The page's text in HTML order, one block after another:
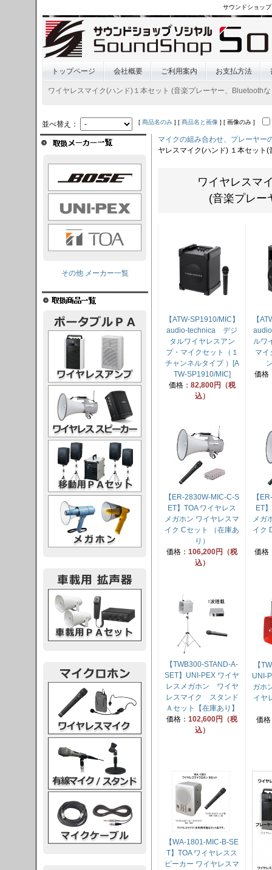
サウンドショッ
トップページ 会社概要 ご利用案内 お支払方法
ワイヤレスマイク(ハンド)１本セット (音楽プレーヤー、Bluetooth
並べ替え： [ 商品名のみ ] [ 商品名と画像 ] [ 画像のみ ]
マイクの組み合わせ、プレーヤー
ヤレスマイク(ハンド) １本セット
ワイヤレスマ
(音楽プレー
【ATW-SP1910/MIC】
audio-technica デジ
タルワイヤレスアン
プ・マイクセット（１
チャンネルタイプ ）[A
TW-SP1910/MIC]
価格： 82,800円（税
込）
【
ルワ
マイ
価格
【ER-2830W-MIC-C-S
ET】TOA ワイヤレス
メガホン ワイヤレスマ
イク Cセット （在庫あ
り）
価格： 106,200円（税
込）
【
ET
メガ
イク
価格
【TWB300-STAND-A-
SET】UNI-PEX ワイヤ
レスメガホン ワイヤ
レスマイク スタンド
Ａセット【在庫あり】
価格： 102,600円（税
込）
【
UNI-
ガホ
イヤ
価
【WA-1801-MIC-B-SE
T】TOA ワイヤレスス
ピーカー ワイヤレスマ
その他 メーカー一覧